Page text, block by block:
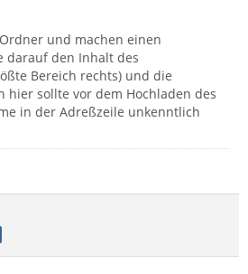
und machen einen
darauf den Inhalt des
Bereich rechts) und die
hier sollte vor dem Hochladen des
in der Adreßzeile unkenntlich